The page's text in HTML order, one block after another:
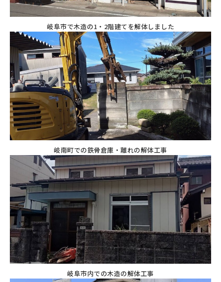
岐阜市で木造の1・2階建てを解体しました
岐南町での鉄骨倉庫・離れの解体工事
岐阜市内での木造の解体工事